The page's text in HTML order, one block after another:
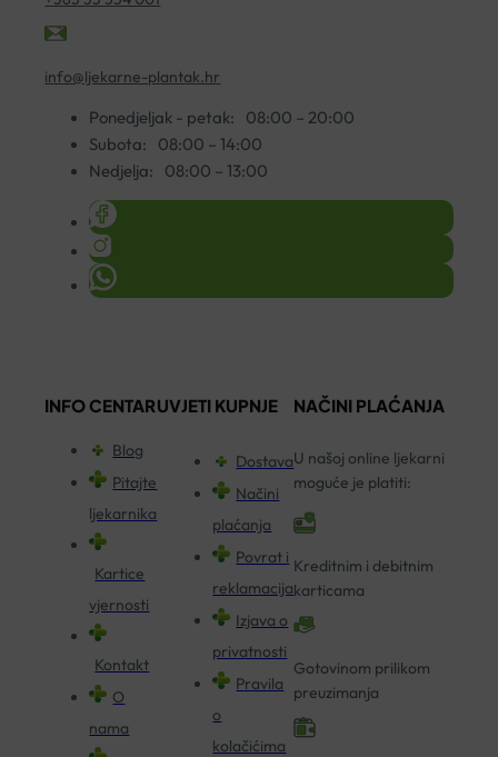
info@ljekarne-plantak.hr
Ponedjeljak - petak:
08:00 – 20:00
Subota:
08:00 – 14:00
Nedjelja:
08:00 – 13:00
INFO CENTAR
Blog
Pitajte
ljekarnika
Kartice
vjernosti
Kontakt
O
nama
UVJETI KUPNJE
Dostava
Načini
plaćanja
Povrat i
reklamacija
Izjava o
privatnosti
Pravila
o
kolačićima
NAČINI PLAĆANJA
U našoj online ljekarni
moguće je platiti:
Kreditnim i debitnim
karticama
Gotovinom prilikom
preuzimanja